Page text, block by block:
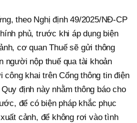
theo Nghị định 49/2025/NĐ-CP
phủ, trước khi áp dụng biện
cơ quan Thuế sẽ gửi thông
người nộp thuế qua tài khoản
công khai trên Cổng thông tin điện
định này nhằm thông báo cho
để có biện pháp khắc phục
cảnh, để không rơi vào tình